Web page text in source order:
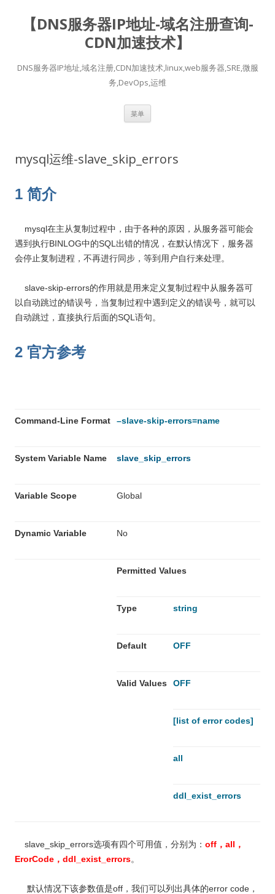
【DNS服务器IP地址-域名注册查询-
CDN加速技术】
DNS服务器IP地址,域名注册,CDN加速技术,linux,web服务器,SRE,微服
务,DevOps,运维
菜单
mysql运维-slave_skip_errors
1 简介
mysql在主从复制过程中，由于各种的原因，从服务器可能会
遇到执行BINLOG中的SQL出错的情况，在默认情况下，服务器
会停止复制进程，不再进行同步，等到用户自行来处理。
slave-skip-errors的作用就是用来定义复制过程中从服务器可
以自动跳过的错误号，当复制过程中遇到定义的错误号，就可以
自动跳过，直接执行后面的SQL语句。
2 官方参考
Command-Line Format –slave-skip-errors=name
System Variable Name slave_skip_errors
Variable Scope Global
Dynamic Variable No
Permitted Values
Type string
Default OFF
Valid Values OFF
[list of error codes]
all
ddl_exist_errors
slave_skip_errors选项有四个可用值，分别为： off，all，
ErorCode，ddl_exist_errors。
默认情况下该参数值是off，我们可以列出具体的error code，